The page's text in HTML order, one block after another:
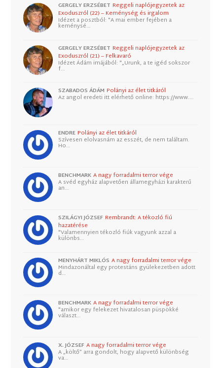
GERGELY ERZSÉBET Reggeli naplójegyzetek az
Exoduszról (22) – Keménység és irgalom
Idézet a posztból: "A mai ember fejében a
keménysé…
GERGELY ERZSÉBET Reggeli naplójegyzetek az
Exoduszról (21) – Felkavaró
Idézet Ádám imájából: "„Urunk, a te igéd sokszor
f…
SZABADOS ÁDÁM Polányi az élet titkáról
Az angol eredeti itt elérhető online: https://www.…
ENDRE Polányi az élet titkáról
Szívesen elolvasnám az esszét, de nem találtam.
Ho…
BENCHMARK A nagy forradalmi terror vége
A svéd egyház alapvetően államegyházi karakterű
an…
SZILÁGYI JÓZSEF Rembrandt: A tékozló fiú
hazatérése
"Valamennyien tékozló fiúk vagyunk azzal a
különbs…
MENYHÁRT MIKLÓS A nagy forradalmi terror vége
Mindazonáltal egy protestáns gyülekezetben adott
d…
BENCHMARK A nagy forradalmi terror vége
"amikor egy felekezet hivatalosan püspökké
választ…
X. JÓZSEF A nagy forradalmi terror vége
A „költő” arra gondolt, hogy alapvető különbség
va…